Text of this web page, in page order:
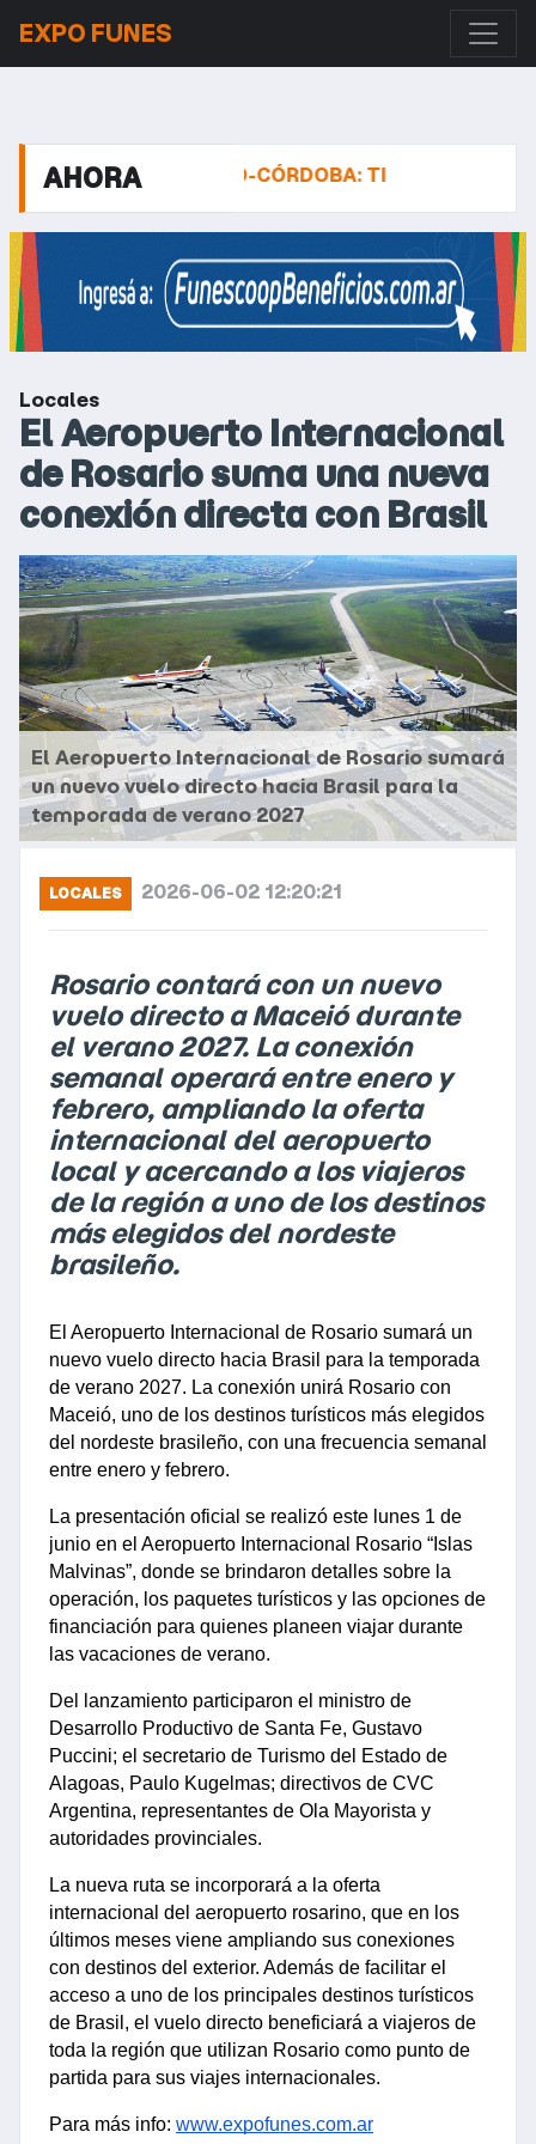
EXPO FUNES
AHORAROSARIO-CÓRDOBA: TIRARON BLOQUES
Locales
El Aeropuerto Internacional
de Rosario suma una nueva
conexión directa con Brasil
El Aeropuerto Internacional de Rosario sumará
un nuevo vuelo directo hacia Brasil para la
temporada de verano 2027
LOCALES 2026-06-02 12:20:21
Rosario contará con un nuevo
vuelo directo a Maceió durante
el verano 2027. La conexión
semanal operará entre enero y
febrero, ampliando la oferta
internacional del aeropuerto
local y acercando a los viajeros
de la región a uno de los destinos
más elegidos del nordeste
brasileño.
El Aeropuerto Internacional de Rosario sumará un
nuevo vuelo directo hacia Brasil para la temporada
de verano 2027. La conexión unirá Rosario con
Maceió, uno de los destinos turísticos más elegidos
del nordeste brasileño, con una frecuencia semanal
entre enero y febrero.
La presentación oficial se realizó este lunes 1 de
junio en el Aeropuerto Internacional Rosario “Islas
Malvinas”, donde se brindaron detalles sobre la
operación, los paquetes turísticos y las opciones de
financiación para quienes planeen viajar durante
las vacaciones de verano.
Del lanzamiento participaron el ministro de
Desarrollo Productivo de Santa Fe, Gustavo
Puccini; el secretario de Turismo del Estado de
Alagoas, Paulo Kugelmas; directivos de CVC
Argentina, representantes de Ola Mayorista y
autoridades provinciales.
La nueva ruta se incorporará a la oferta
internacional del aeropuerto rosarino, que en los
últimos meses viene ampliando sus conexiones
con destinos del exterior. Además de facilitar el
acceso a uno de los principales destinos turísticos
de Brasil, el vuelo directo beneficiará a viajeros de
toda la región que utilizan Rosario como punto de
partida para sus viajes internacionales.
Para más info: www.expofunes.com.ar